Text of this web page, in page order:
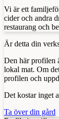
Vi är ett
cider och andra
restaurang och
Är detta din
Den här profilen
lokal mat. Om
profilen och
Det kostar inget
Ta över din gård